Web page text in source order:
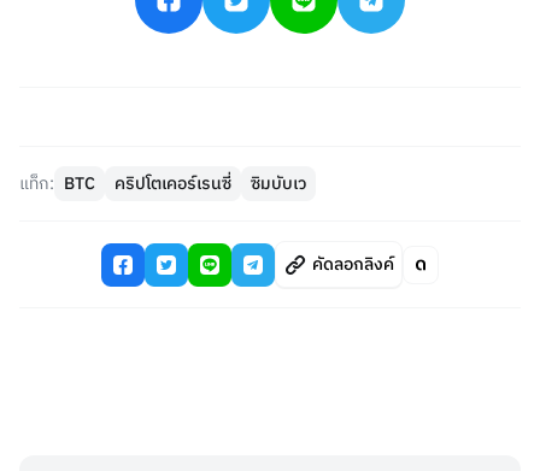
แท็ก: BTC คริปโตเคอร์เรนซี่ ซิมบับเว
คัดลอกลิงค์